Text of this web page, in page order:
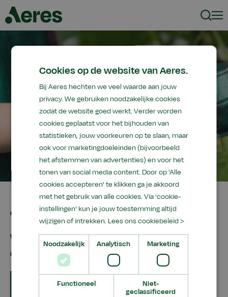
Theo Koekkoek nieuwe
voorzitter Raad van
Toezicht
mei2019
Cookies op de website van Aeres.
Bij Aeres hechten we veel waarde aan jouw
privacy. We gebruiken noodzakelijke cookies
zodat de website goed werkt. Verder worden
cookies geplaatst voor het bijhouden van
statistieken, jouw voorkeuren op te slaan, maar
ook voor marketingdoeleinden (bijvoorbeeld
het afstemmen van advertenties) en voor het
tonen van social media content. Door op 'Alle
cookies accepteren' te klikken ga je akkoord
met het gebruik van alle cookies. Via ‘cookie-
instellingen’ kun je jouw toestemming altijd
wijzigen of intrekken. Lees ons cookiebeleid >
Noodzakelijk Analytisch Marketing
Functioneel
Niet-
geclassificeerd